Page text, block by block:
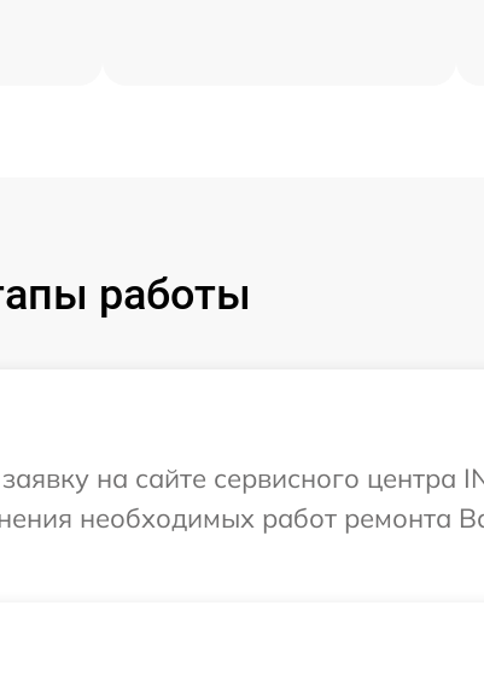
работы
на сайте сервисного центра
необходимых работ ремонта